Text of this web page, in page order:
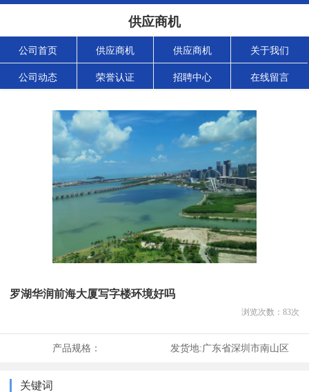
供应商机
公司首页 供应商机 供应商机 关于我们
公司动态 荣誉认证 招聘中心 在线留言
罗湖华润前海大厦写字楼环境好吗
浏览次数： 83次
产品规格： 发货地:广东省深圳市南山区
关键词